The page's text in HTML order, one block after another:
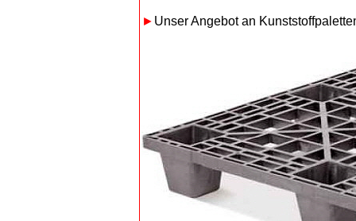
► Unser Angebot an